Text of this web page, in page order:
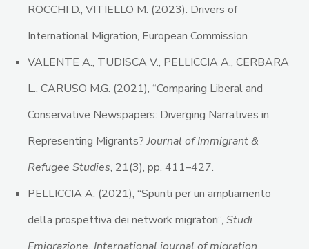
ROCCHI D., VITIELLO M. (2023). Drivers of
International Migration, European Commission
VALENTE A., TUDISCA V., PELLICCIA A., CERBARA
L., CARUSO M.G. (2021), “Comparing Liberal and
Conservative Newspapers: Diverging Narratives in
Representing Migrants?Journal of Immigrant &
Refugee Studies, 21(3), pp. 411–427.
PELLICCIA A. (2021), “Spunti per un ampliamento
della prospettiva dei network migratori”, Studi